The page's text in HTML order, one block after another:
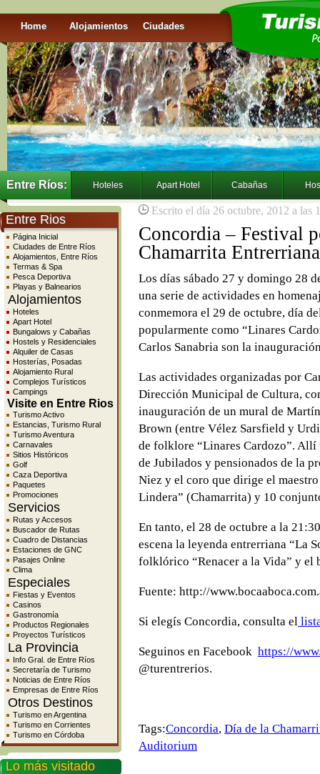
Home Alojamientos Ciudades
Entre Ríos: Hoteles Apart Hotel Cabañas
Entre Rios
Página Inicial
Ciudades de Entre Ríos
Alojamientos, Entre Ríos
Termas & Spa
Pesca Deportiva
Playas y Balnearios
Alojamientos
Hoteles
Apart Hotel
Bungalows y Cabañas
Hostels y Residenciales
Alquiler de Casas
Hosterías, Posadas
Alojamiento Rural
Complejos Turísticos
Campings
Visite en Entre Rios
Turismo Activo
Estancias, Turismo Rural
Turismo Aventura
Carnavales
Sitios Históricos
Golf
Caza Deportiva
Paquetes
Promociones
Servicios
Rutas y Accesos
Buscador de Rutas
Cuadro de Distancias
Estaciones de GNC
Pasajes Online
Clima
Especiales
Fiestas y Eventos
Casinos
Gastronomía
Productos Regionales
Proyectos Turísticos
La Provincia
Info Gral. de Entre Ríos
Secretaría de Turismo
Noticias de Entre Ríos
Empresas de Entre Ríos
Otros Destinos
Turismo en Argentina
Turismo en Corrientes
Turismo en Córdoba
Lo más visitado
Escrito el día 26 octubre, 2012 a las
Concordia – Festival
Chamarrita
Los días sábado 27 y domingo 28
una serie de actividades en
conmemora el 29 de octubre, día
popularmente como “Linares
Carlos Sanabria son la
Las actividades organizadas por
Dirección Municipal de Cultura,
inauguración de un mural de
Brown (entre Vélez Sarsfield y
de folklore “Linares Cardozo”.
de Jubilados y pensionados de la
Niez y el coro que dirige el
Lindera” (Chamarrita) y 10
En tanto, el 28 de octubre a la
escena la leyenda entrerriana “La
folklórico “Renacer a la Vida” y
Fuente: http://
Si elegís Concordia, consulta el
Seguinos en Facebook https://
@turentrerios.
Tags:Concordia, Día de la
Auditorium